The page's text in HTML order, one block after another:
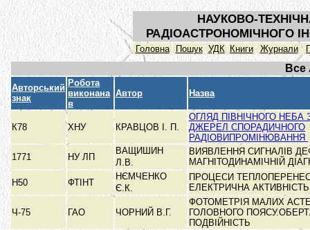
НАУКОВО-
РАДІОАСТРОНОМІЧНОГО
Головна Пошук УДК Книги Журнали
Все
Авторський
знак
Робота
виконана
в
Автор Назва
К78 ХНУ КРАВЦОВ І. П.
ОГЛЯД ПІВНІЧНОГО
ДЖЕРЕЛ СПОРАДИЧНОГО
РАДІОВИПРОМІНЮВАННЯ
1771
НУ ЛП
ВАЩИШИН
Л.В.
ВИЯВЛЕННЯ СИГНАЛІВ
МАГНІТОДИНАМІЧНІЙ
Н50
ФТІНТ
НЄМЧЕНКО
Є.К.
ПРОЦЕСИ
ЕЛЕКТРИЧНА
Ч-75 ГАО ЧОРНИЙ В.Г.
ФОТОМЕТРІЯ МАЛИХ
ГОЛОВНОГО
ПОДВІЙНІСТЬ